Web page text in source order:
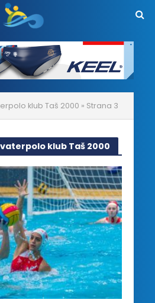
klub Taš 2000 » Strana 3
klub Taš 2000